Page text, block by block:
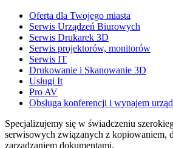
Oferta dla Twojego miasta
Serwis Urządzeń Biurowych
Serwis Drukarek 3D
Serwis projektorów, monitorów
Serwis IT
Drukowanie i Skanowanie 3D
Usługi It
Pro AV
Obsługa konferencji i wynajem
Specjalizujemy się w świadczeniu
serwisowych związanych z kopiowaniem,
zarządzaniem dokumentami.